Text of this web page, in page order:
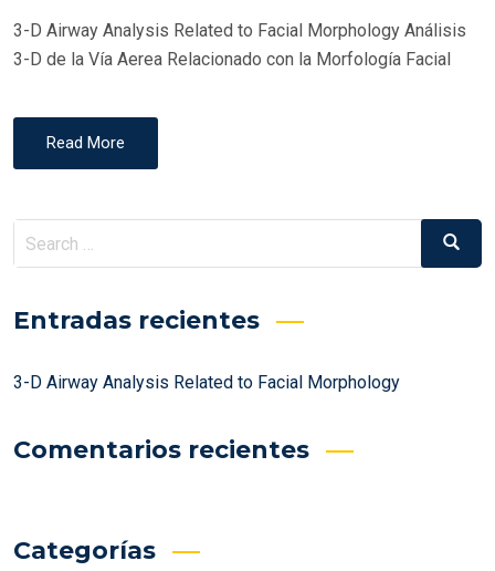
N
3-D Airway Analysis Related to Facial Morphology Análisis
3-D de la Vía Aerea Relacionado con la Morfología Facial
Read More
Search
for:
Search
Entradas recientes
3-D Airway Analysis Related to Facial Morphology
Comentarios recientes
Categorías